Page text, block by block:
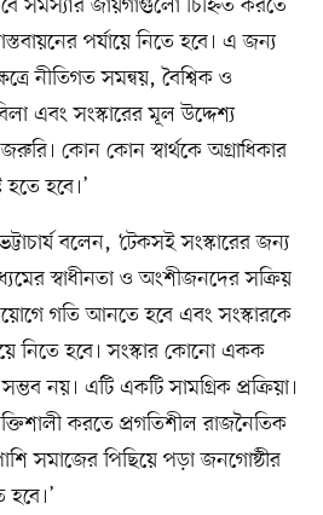
সমস্যার জায়গাগুলো চিহ্নিত করতে
পর্যায়ে নিতে হবে। এ জন্য
নীতিগত সমন্বয়, বৈশ্বিক ও
এবং সংস্কারের মূল উদ্দেশ্য
জরুরি। কোন কোন স্বার্থকে অগ্রাধিকার
হবে।’
বলেন, ‘টেকসই সংস্কারের জন্য
স্বাধীনতা ও অংশীজনদের সক্রিয়
গতি আনতে হবে এবং সংস্কারকে
নিতে হবে। সংস্কার কোনো একক
সম্ভব নয়। এটি একটি সামগ্রিক প্রক্রিয়া।
করতে প্রগতিশীল রাজনৈতিক
সমাজের পিছিয়ে পড়া জনগোষ্ঠীর